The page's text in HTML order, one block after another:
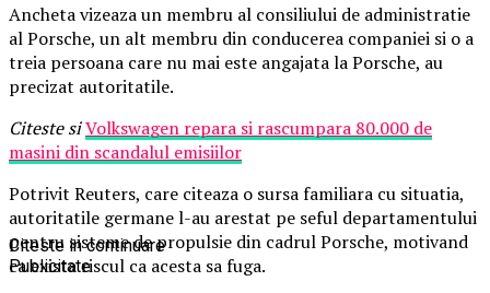
Ancheta vizeaza un membru al consiliului de administratie
al Porsche, un alt membru din conducerea companiei si o a
treia persoana care nu mai este angajata la Porsche, au
precizat autoritatile.
Citeste siVolkswagen repara si rascumpara 80.000 de
masini din scandalul emisiilor
Potrivit Reuters, care citeaza o sursa familiara cu situatia,
autoritatile germane l-au arestat pe seful departamentului
pentru sisteme de propulsie din cadrul Porsche, motivand
ca exista riscul ca acesta sa fuga.
Citeste in continuare
Publicitate